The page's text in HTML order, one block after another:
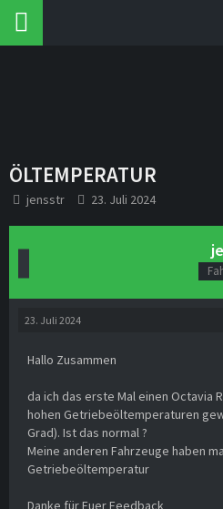
ÖLTEMPERATUR
jensstr 23. Juli 2024
23. Juli 2024
Hallo Zusammen
da ich das erste Mal einen Octavia
hohen Getriebeöltemperaturen
Grad). Ist das normal ?
Meine anderen Fahrzeuge haben
Getriebeöltemperatur
Danke für Euer Feedback